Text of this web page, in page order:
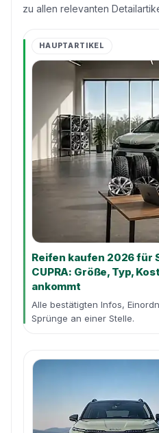
zu allen relevanten
HAUPTARTIKEL
Reifen kaufen 2026 für
CUPRA: Größe, Typ,
ankommt
Alle bestätigten Infos,
Sprünge an einer Stelle.